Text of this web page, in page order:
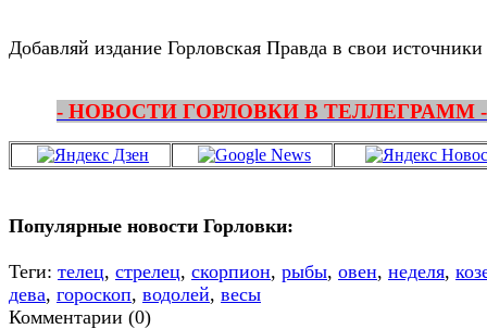
Добавляй издание Горловская Правда в свои источники
- НОВОСТИ ГОРЛОВКИ В ТЕЛЛЕГРАММ -
Популярные новости Горловки:
Теги: телец, стрелец, скорпион, рыбы, овен, неделя,
дева, гороскоп, водолей, весы
Комментарии (0)